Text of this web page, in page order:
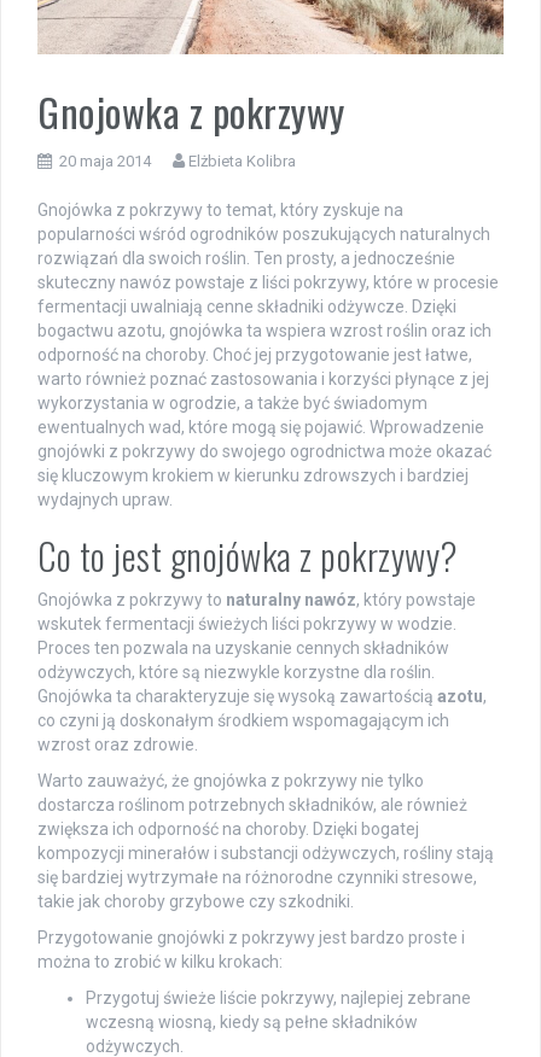
Gnojowka z pokrzywy
20 maja 2014 Elżbieta Kolibra
Gnojówka z pokrzywy to temat, który zyskuje na
popularności wśród ogrodników poszukujących naturalnych
rozwiązań dla swoich roślin. Ten prosty, a jednocześnie
skuteczny nawóz powstaje z liści pokrzywy, które w procesie
fermentacji uwalniają cenne składniki odżywcze. Dzięki
bogactwu azotu, gnojówka ta wspiera wzrost roślin oraz ich
odporność na choroby. Choć jej przygotowanie jest łatwe,
warto również poznać zastosowania i korzyści płynące z jej
wykorzystania w ogrodzie, a także być świadomym
ewentualnych wad, które mogą się pojawić. Wprowadzenie
gnojówki z pokrzywy do swojego ogrodnictwa może okazać
się kluczowym krokiem w kierunku zdrowszych i bardziej
wydajnych upraw.
Co to jest gnojówka z pokrzywy?
Gnojówka z pokrzywy to naturalny nawóz, który powstaje
wskutek fermentacji świeżych liści pokrzywy w wodzie.
Proces ten pozwala na uzyskanie cennych składników
odżywczych, które są niezwykle korzystne dla roślin.
Gnojówka ta charakteryzuje się wysoką zawartością azotu,
co czyni ją doskonałym środkiem wspomagającym ich
wzrost oraz zdrowie.
Warto zauważyć, że gnojówka z pokrzywy nie tylko
dostarcza roślinom potrzebnych składników, ale również
zwiększa ich odporność na choroby. Dzięki bogatej
kompozycji minerałów i substancji odżywczych, rośliny stają
się bardziej wytrzymałe na różnorodne czynniki stresowe,
takie jak choroby grzybowe czy szkodniki.
Przygotowanie gnojówki z pokrzywy jest bardzo proste i
można to zrobić w kilku krokach:
Przygotuj świeże liście pokrzywy, najlepiej zebrane
wczesną wiosną, kiedy są pełne składników
odżywczych.